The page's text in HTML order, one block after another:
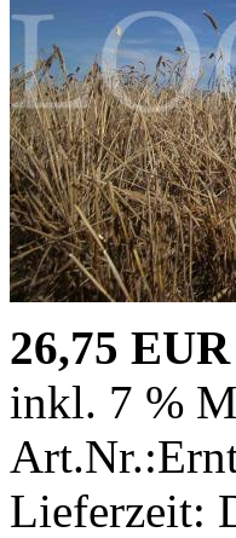
26,75 EUR
inkl. 7 %
Lieferzeit: